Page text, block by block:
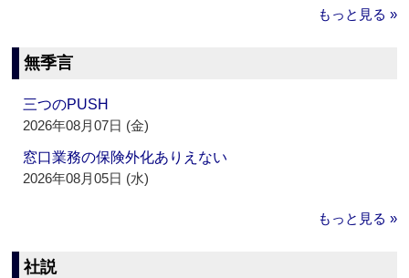
もっと見る »
無季言
三つのPUSH
2026年08月07日 (金)
窓口業務の保険外化ありえない
2026年08月05日 (水)
もっと見る »
社説